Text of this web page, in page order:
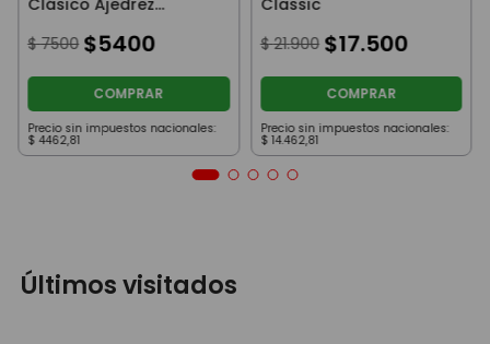
$ 7500 $5400
COMPRAR
Precio sin impuestos nacionales:
$ 4462,81
$ 21.900 $17.500
COMPRAR
Precio sin impuestos nacionales:
$ 14.462,81
Últimos visitados